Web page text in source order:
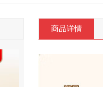
商品详情